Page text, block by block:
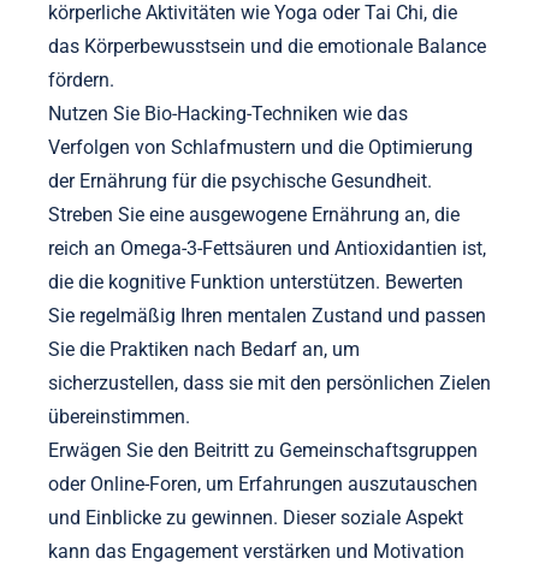
körperliche Aktivitäten wie Yoga oder Tai Chi, die
das Körperbewusstsein und die emotionale Balance
fördern.
Nutzen Sie Bio-Hacking-Techniken wie das
Verfolgen von Schlafmustern und die Optimierung
der Ernährung für die psychische Gesundheit.
Streben Sie eine ausgewogene Ernährung an, die
reich an Omega-3-Fettsäuren und Antioxidantien ist,
die die kognitive Funktion unterstützen. Bewerten
Sie regelmäßig Ihren mentalen Zustand und passen
Sie die Praktiken nach Bedarf an, um
sicherzustellen, dass sie mit den persönlichen Zielen
übereinstimmen.
Erwägen Sie den Beitritt zu Gemeinschaftsgruppen
oder Online-Foren, um Erfahrungen auszutauschen
und Einblicke zu gewinnen. Dieser soziale Aspekt
kann das Engagement verstärken und Motivation